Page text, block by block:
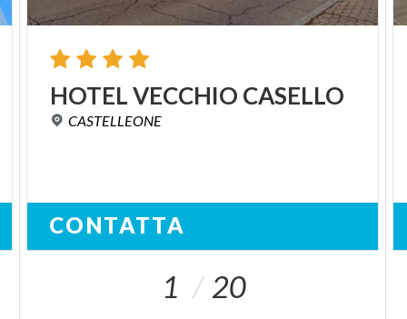
HOTELVECCHIO CASELLO
CASTELLEONE
CONTATTA
1 20